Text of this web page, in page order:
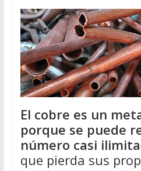
El cobre es un
porque se puede
número casi
que pierda sus